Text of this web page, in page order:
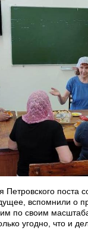
поста
вспомнили о
по своим
угодно, что и